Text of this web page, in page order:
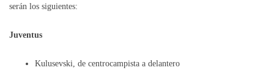
serán los siguientes:
Juventus
Kulusevski, de centrocampista a delantero